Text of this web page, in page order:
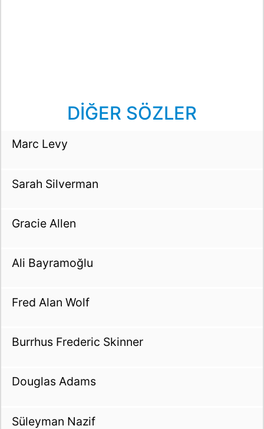
DİĞER SÖZLER
Marc Levy
Sarah Silverman
Gracie Allen
Ali Bayramoğlu
Fred Alan Wolf
Burrhus Frederic Skinner
Douglas Adams
Süleyman Nazif